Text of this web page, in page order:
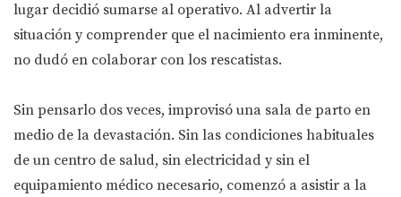
lugar decidió sumarse al operativo. Al advertir la
situación y comprender que el nacimiento era inminente,
no dudó en colaborar con los rescatistas.
Sin pensarlo dos veces, improvisó una sala de parto en
medio de la devastación. Sin las condiciones habituales
de un centro de salud, sin electricidad y sin el
equipamiento médico necesario, comenzó a asistir a la